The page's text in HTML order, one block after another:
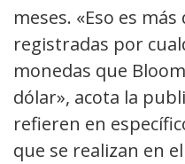
meses. «Eso es
registradas por
monedas que
dólar», acota la
refieren en
que se realizan en